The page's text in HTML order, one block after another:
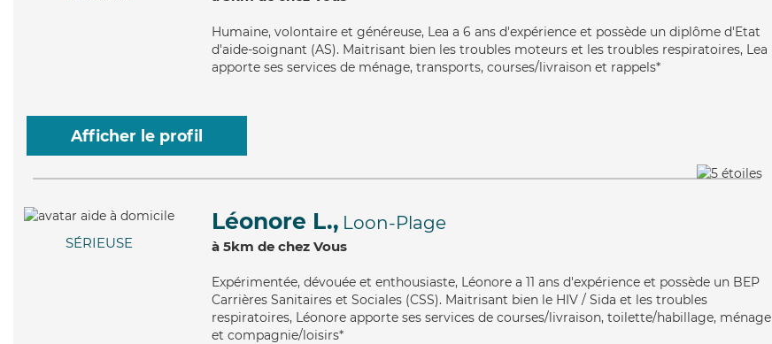
Humaine, volontaire et généreuse, Lea a 6 ans d'expérience et possède un diplôme d'Etat
d'aide-soignant (AS). Maitrisant bien les troubles moteurs et les troubles respiratoires, Lea
apporte ses services de ménage, transports, courses/livraison et rappels*
Afficher le profil
SÉRIEUSE
Léonore L., Loon-Plage
à 5km de chez Vous
Expérimentée, dévouée et enthousiaste, Léonore a 11 ans d'expérience et possède un BEP
Carrières Sanitaires et Sociales (CSS). Maitrisant bien le HIV / Sida et les troubles
respiratoires, Léonore apporte ses services de courses/livraison, toilette/habillage, ménage
et compagnie/loisirs*